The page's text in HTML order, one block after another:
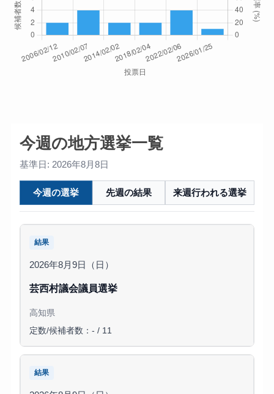
今週の地方選挙一覧
基準日: 2026年8月8日
今週の選挙 先週の結果 来週行われる選挙
結果
2026年8月9日（日）
芸西村議会議員選挙
高知県
定数/候補者数：- / 11
結果